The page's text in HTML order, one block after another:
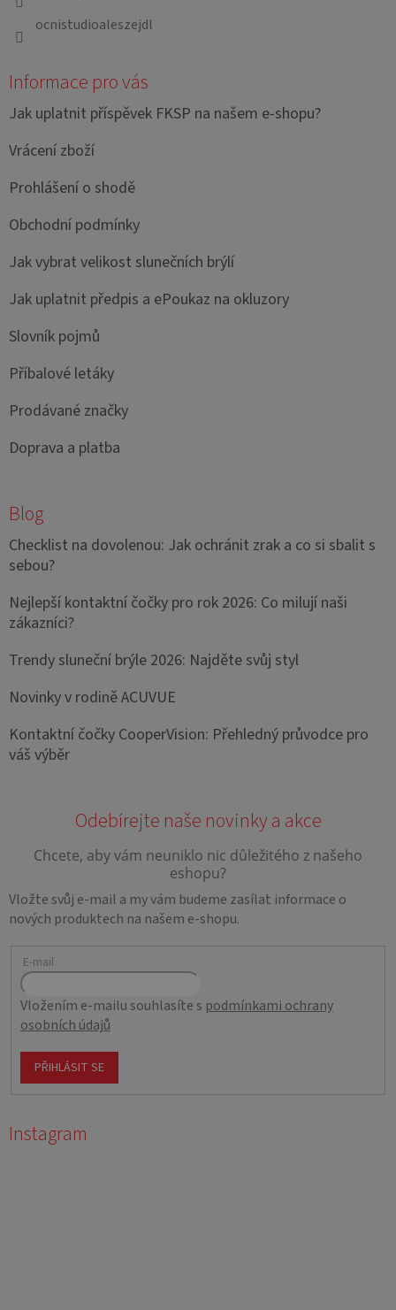
ocnistudioaleszejdl
Informace pro vás
Jak uplatnit příspěvek FKSP na našem e-shopu?
Vrácení zboží
Prohlášení o shodě
Obchodní podmínky
Jak vybrat velikost slunečních brýlí
Jak uplatnit předpis a ePoukaz na okluzory
Slovník pojmů
Příbalové letáky
Prodávané značky
Doprava a platba
Blog
Checklist na dovolenou: Jak ochránit zrak a co si sbalit s
sebou?
Nejlepší kontaktní čočky pro rok 2026: Co milují naši
zákazníci?
Trendy sluneční brýle 2026: Najděte svůj styl
Novinky v rodině ACUVUE
Kontaktní čočky CooperVision: Přehledný průvodce pro
váš výběr
Vložte svůj e-mail a my vám budeme zasílat informace o
nových produktech na našem e-shopu.
E-mail
Vložením e-mailu souhlasíte s podmínkami ochrany
osobních údajů
PŘIHLÁSIT SE
Instagram